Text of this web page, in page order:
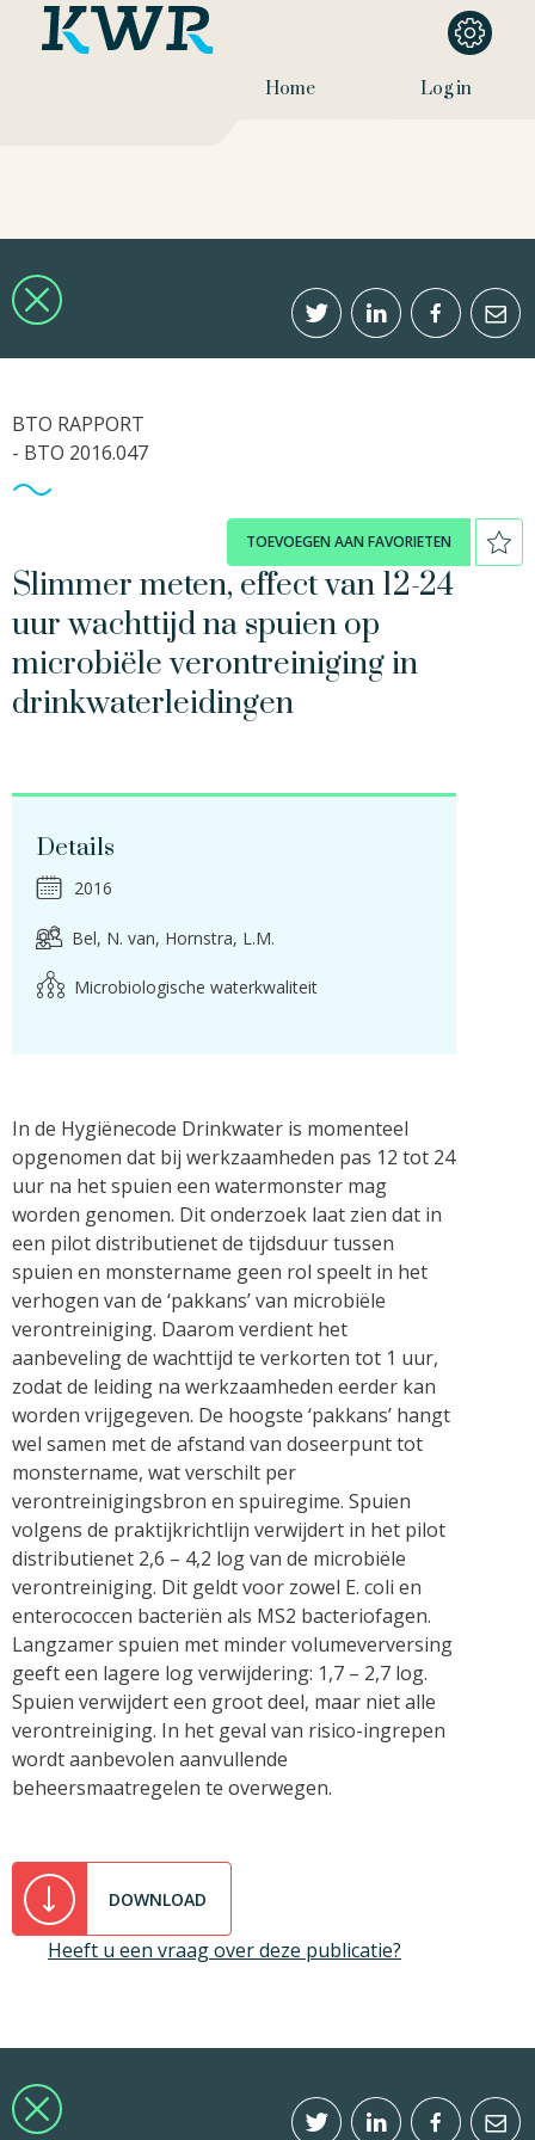
Home Log in
BTO RAPPORT
- BTO 2016.047
TOEVOEGEN AAN FAVORIETEN
Slimmer meten, effect van 12-24
uur wachttijd na spuien op
microbiële verontreiniging in
drinkwaterleidingen
Details
2016
Bel, N. van Hornstra, L.M.
Microbiologische waterkwaliteit
In de Hygiënecode Drinkwater is momenteel
opgenomen dat bij werkzaamheden pas 12 tot 24
uur na het spuien een watermonster mag
worden genomen. Dit onderzoek laat zien dat in
een pilot distributienet de tijdsduur tussen
spuien en monstername geen rol speelt in het
verhogen van de ‘pakkans’ van microbiële
verontreiniging. Daarom verdient het
aanbeveling de wachttijd te verkorten tot 1 uur,
zodat de leiding na werkzaamheden eerder kan
worden vrijgegeven. De hoogste ‘pakkans’ hangt
wel samen met de afstand van doseerpunt tot
monstername, wat verschilt per
verontreinigingsbron en spuiregime. Spuien
volgens de praktijkrichtlijn verwijdert in het pilot
distributienet 2,6 – 4,2 log van de microbiële
verontreiniging. Dit geldt voor zowel E. coli en
enterococcen bacteriën als MS2 bacteriofagen.
Langzamer spuien met minder volumeverversing
geeft een lagere log verwijdering: 1,7 – 2,7 log.
Spuien verwijdert een groot deel, maar niet alle
verontreiniging. In het geval van risico-ingrepen
wordt aanbevolen aanvullende
beheersmaatregelen te overwegen.
DOWNLOAD
Heeft u een vraag over deze publicatie?